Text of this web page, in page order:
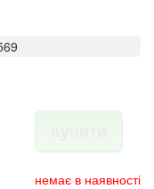
немає в наявності